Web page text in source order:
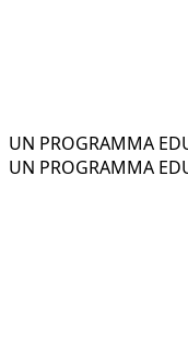
UN PROGRAMMA
UN PROGRAMMA